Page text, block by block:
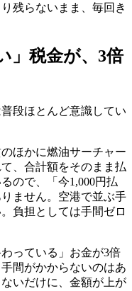
残らないまま、毎回き
」税金が、3倍
段ほとんど意識してい
ほかに燃油サーチャー
、合計額をそのまま払
ので、「今1,000円払
ません。空港で並ぶ手
負担としては手間ゼロ
っている」お金が3倍
間がかからないのはあ
いだけに、金額が上が